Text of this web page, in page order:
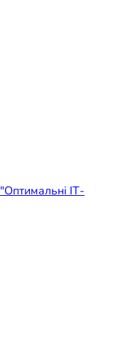
"Оптимальні ІТ-